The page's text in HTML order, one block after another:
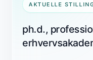
AKTUELLE
ph.d.,